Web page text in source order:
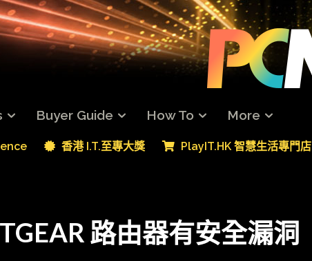
Buyer Guide How To More
香港 I.T.至專大獎 PlayIT.HK 智慧生活專門店
路由器有安全漏洞